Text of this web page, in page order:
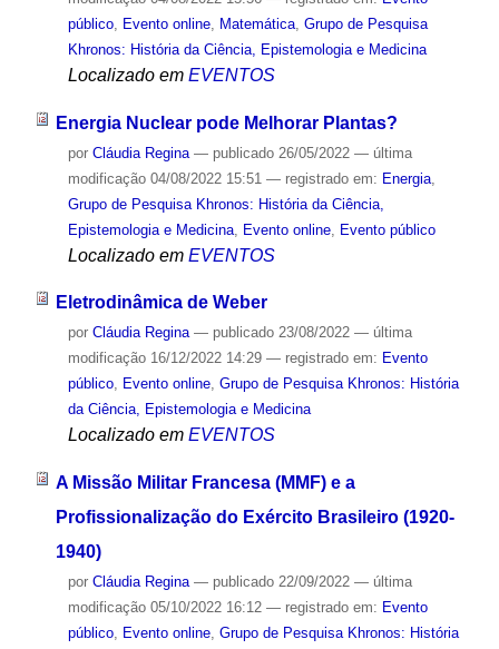
público, Evento online, Matemática, Grupo de Pesquisa
Khronos: História da Ciência, Epistemologia e Medicina
Localizado em EVENTOS
Energia Nuclear pode Melhorar Plantas?
por Cláudia Regina — publicado26/05/2022 — última
modificação04/08/2022 15:51 — registrado em: Energia,
Grupo de Pesquisa Khronos: História da Ciência,
Epistemologia e Medicina, Evento online, Evento público
Localizado em EVENTOS
Eletrodinâmica de Weber
por Cláudia Regina — publicado23/08/2022 — última
modificação16/12/2022 14:29 — registrado em: Evento
público, Evento online, Grupo de Pesquisa Khronos: História
da Ciência, Epistemologia e Medicina
Localizado em EVENTOS
A Missão Militar Francesa (MMF) e a
Profissionalização do Exército Brasileiro (1920-
1940)
por Cláudia Regina — publicado22/09/2022 — última
modificação05/10/2022 16:12 — registrado em: Evento
público, Evento online, Grupo de Pesquisa Khronos: História